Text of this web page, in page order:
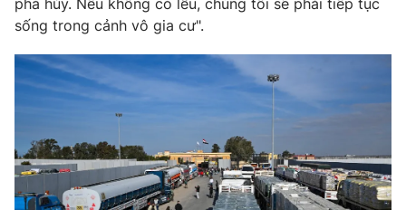
THỜI BÁO VTV
Theo dõi báo trên
Cơ quan chủ quản:Đài Truyền hình Việt Nam
Cơ quan báo chí:Thời báo VTV
phá hủy. Nếu không có lều, chúng tôi sẽ phải tiếp tục
sống trong cảnh vô gia cư".